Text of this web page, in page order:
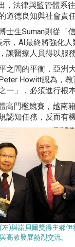
，法律與監管體系
道德良知與社會責任
士生Suman則從「
，AI最終將強化
讓醫療人員得以服
之間的平衡，亞洲
Howitt認為，
一」，必須進行根本
高門檻競賽，越南
認知任務，反而有
)與諾貝爾獎得主郝伊
高教發展熱烈交流。